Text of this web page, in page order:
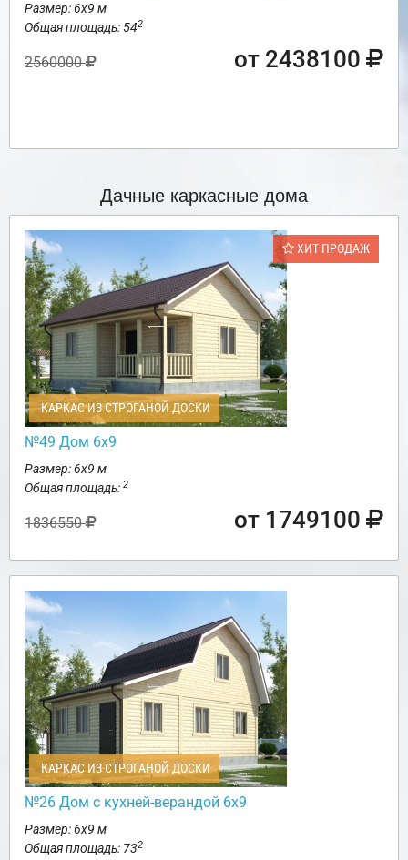
Размер: 6х9 м
Общая площадь: 542
2560000 от 2438100
Дачные каркасные дома
ХИТ ПРОДАЖ
КАРКАС ИЗ СТРОГАНОЙ ДОСКИ
№49 Дом 6х9
Размер: 6х9 м
Общая площадь: 2
1836550 от 1749100
КАРКАС ИЗ СТРОГАНОЙ ДОСКИ
№26 Дом с кухней-верандой 6х9
Размер: 6х9 м
Общая площадь: 732